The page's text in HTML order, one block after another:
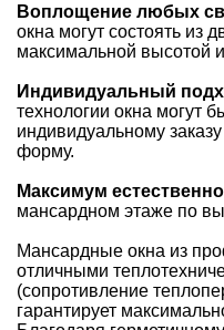
Воплощение любых
окна могут состоять из
максимальной высотой
Индивидуальный
технологии окна могут
индивидуальному
форму.
Максимум
мансардном этаже по
Мансардные окна из
отличными
(сопротивление
гарантирует